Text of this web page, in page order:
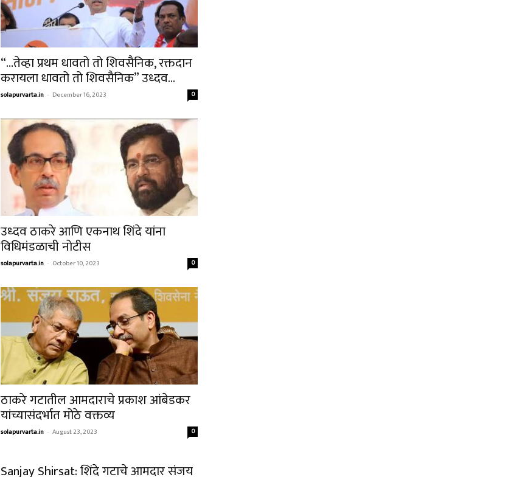
“…तेव्हा प्रथम धावतो तो शिवसैनिक, रक्तदान
करायला धावतो तो शिवसैनिक” उध्दव...
solapurvarta.in - December 16, 2023 0
उध्दव ठाकरे आणि एकनाथ शिंदे यांना
विधिमंडळाची नोटीस
solapurvarta.in - October 10, 2023 0
ठाकरे गटातील आमदाराचे प्रकाश आंबेडकर
यांच्यासंदर्भात मोठे वक्तव्य
solapurvarta.in - August 23, 2023 0
Sanjay Shirsat: शिंदे गटाचे आमदार संजय